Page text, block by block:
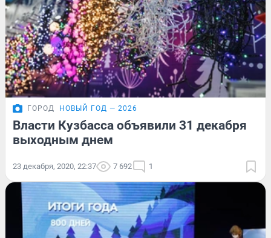
ГОРОД НОВЫЙ ГОД — 2026
Власти Кузбасса объявили 31 декабря
выходным днем
23 декабря, 2020, 22:37 7 692 1